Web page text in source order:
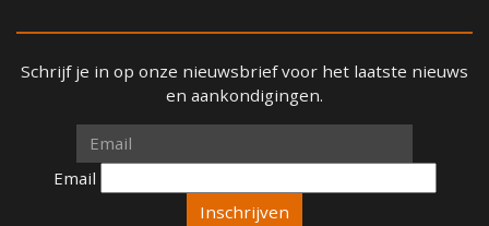
Schrijf je in op onze nieuwsbrief voor het laatste nieuws
en aankondigingen.
Email
Email